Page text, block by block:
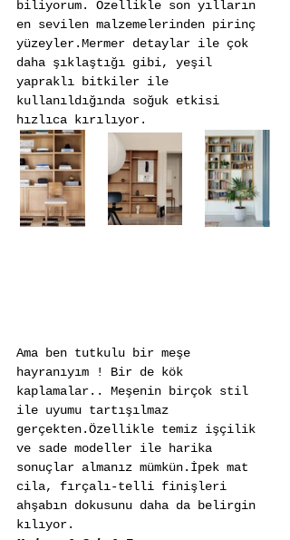
biliyorum. Özellikle son yılların
en sevilen malzemelerinden pirinç
yüzeyler.Mermer detaylar ile çok
daha şıklaştığı gibi, yeşil
yapraklı bitkiler ile
kullanıldığında soğuk etkisi
hızlıca kırılıyor.
Ama ben tutkulu bir meşe
hayranıyım ! Bir de kök
kaplamalar.. Meşenin birçok stil
ile uyumu tartışılmaz
gerçekten.Özellikle temiz işçilik
ve sade modeller ile harika
sonuçlar almanız mümkün.İpek mat
cila, fırçalı-telli finişleri
ahşabın dokusunu daha da belirgin
kılıyor.